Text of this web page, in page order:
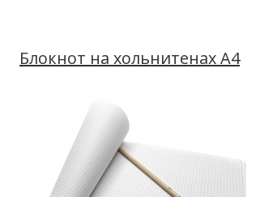
Блокнот на хольнитенах А4